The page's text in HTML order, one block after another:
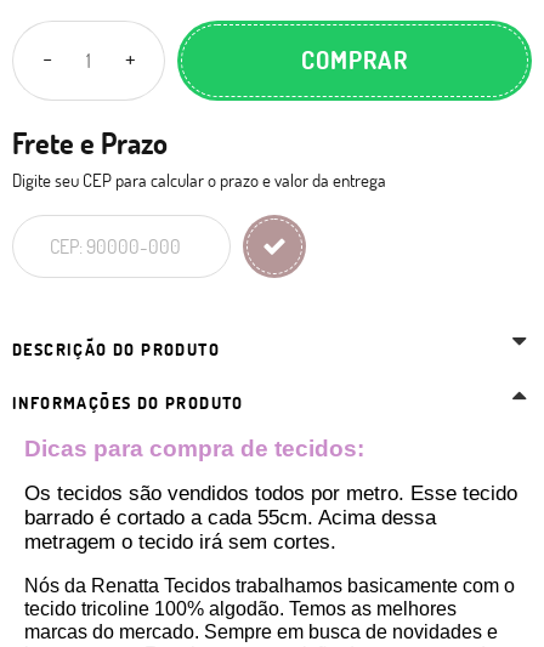
COMPRAR
Frete e Prazo
Digite seu CEP para calcular o prazo e valor da entrega
DESCRIÇÃO DO PRODUTO
INFORMAÇÕES DO PRODUTO
Dicas para compra de tecidos:
Os tecidos são vendidos todos por metro. Esse tecido
barrado é cortado a cada 55cm. Acima dessa
metragem o tecido irá sem cortes.
Nós da Renatta Tecidos trabalhamos basicamente com o
tecido tricoline 100% algodão. Temos as melhores
marcas do mercado. Sempre em busca de novidades e